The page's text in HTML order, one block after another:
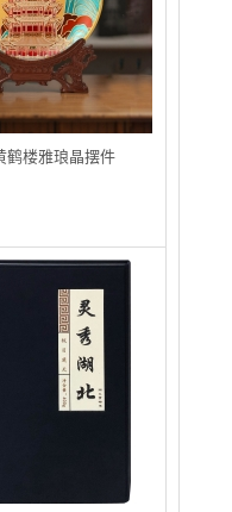
鹤楼雅琅晶摆件